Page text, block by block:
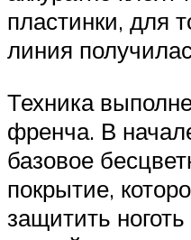
пластинки, для
линия
Техника
френча. В
базовое
покрытие,
защитить ноготь